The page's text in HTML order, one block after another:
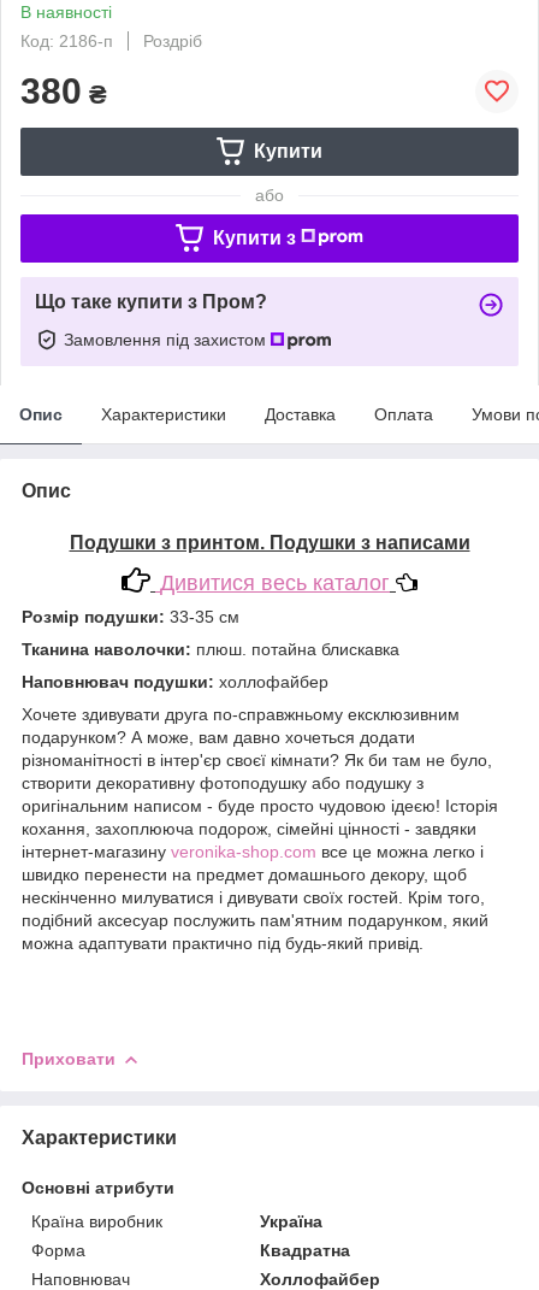
В наявності
Код: 2186-п
Роздріб
380 ₴
Купити
або
Купити з
Що таке купити з Пром?
Замовлення під захистом
Опис Характеристики Доставка Оплата Умови
Опис
Подушки з принтом. Подушки з написами
Дивитися весь каталог
Розмір подушки: 33-35 см
Тканина наволочки: плюш. потайна блискавка
Наповнювач подушки: холлофайбер
Хочете здивувати друга по-справжньому ексклюзивним
подарунком? А може, вам давно хочеться додати
різноманітності в інтер'єр своєї кімнати? Як би там не було,
створити декоративну фотоподушку або подушку з
оригінальним написом - буде просто чудовою ідеєю! Історія
кохання, захоплююча подорож, сімейні цінності - завдяки
інтернет-магазину veronika-shop.com все це можна легко і
швидко перенести на предмет домашнього декору, щоб
нескінченно милуватися і дивувати своїх гостей. Крім того,
подібний аксесуар послужить пам'ятним подарунком, який
можна адаптувати практично під будь-який привід.
Приховати
Характеристики
Основні атрибути
Країна виробник
Україна
Форма
Квадратна
Наповнювач
Холлофайбер